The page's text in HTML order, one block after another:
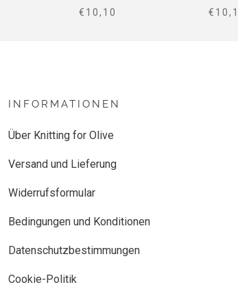
SALE PRICE
€10,10 SALE
INFORMATIONEN
Über Knitting for Olive
Versand und Lieferung
Widerrufsformular
Bedingungen und Konditionen
Datenschutzbestimmungen
Cookie-Politik